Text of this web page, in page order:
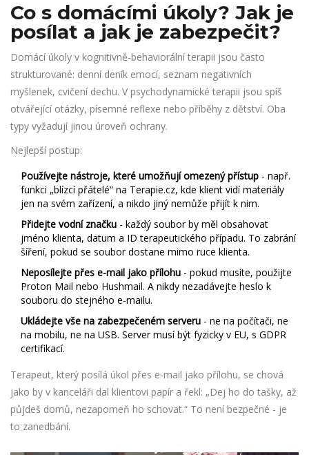
Co s domácími úkoly? Jak je
posílat a jak je zabezpečit?
Domácí úkoly v kognitivně-behaviorální terapii jsou často
strukturované: denní deník emocí, seznam negativních
myšlenek, cvičení dechu. V psychodynamické terapii jsou spíš
otvářející otázky, písemné reflexe nebo příběhy z dětství. Oba
typy vyžadují jinou úroveň ochrany.
Nejlepší postup:
Používejte nástroje, které umožňují omezený přístup - např.
funkci „blízcí přátelé“ na Terapie.cz, kde klient vidí materiály
jen na svém zařízení, a nikdo jiný nemůže přijít k nim.
Přidejte vodní značku - každý soubor by měl obsahovat
jméno klienta, datum a ID terapeutického případu. To zabrání
šíření, pokud se soubor dostane mimo ruce klienta.
Neposílejte přes e-mail jako přílohu - pokud musíte, použijte
Proton Mail nebo Hushmail. A nikdy nezadávejte heslo k
souboru do stejného e-mailu.
Ukládejte vše na zabezpečeném serveru - ne na počítači, ne
na mobilu, ne na USB. Server musí být fyzicky v EU, s GDPR
certifikací.
Terapeut, který posílá úkol přes e-mail jako přílohu, se chová
jako by v kanceláři dal klientovi papír a řekl: „Dej ho do tašky, až
půjdeš domů, nezapomeň ho schovat.“ To není bezpečné - je
to zanedbání.